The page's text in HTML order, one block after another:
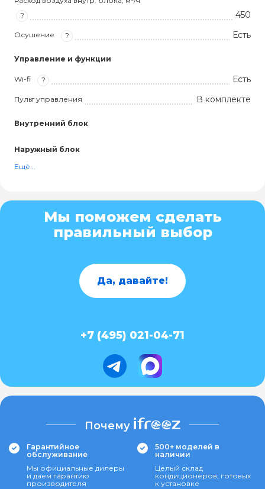
?
450
Осушение ? Есть
Управление и функции
Wi-fi ? Есть
Пульт управления В комплекте
Внутренний блок
Наружный блок
Ещё...
Мы поможем сделать
правильный выбор
Да, давайте!
+7 (495) 021-04-71
Почему
Гарантийное
обслуживание
Мы официальные дилеры
и даем гарантию
производителя
500+ моделей в
наличии
Целый склад
кондиционеров, готовых
к установке